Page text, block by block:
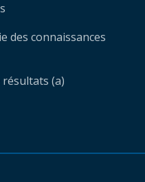
des connaissances
résultats (a)